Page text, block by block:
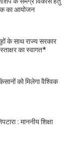
का आयोजन
के साथ राज्य सरकार
का स्वागत*
को मिलेगा वैश्विक
: माननीय शिक्षा